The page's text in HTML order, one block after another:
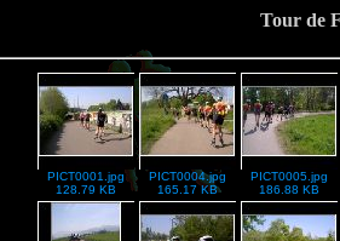
Tour de
PICT0001.jpg
128.79 KB
PICT0004.jpg
165.17 KB
PICT0005.jpg
186.88 KB